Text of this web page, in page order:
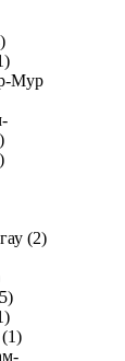
Мур
(2)